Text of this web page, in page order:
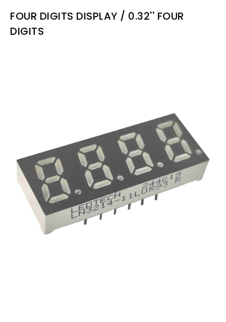
規格表
FOUR DIGITS DISPLAY / 0.32'' FOUR
DIGITS